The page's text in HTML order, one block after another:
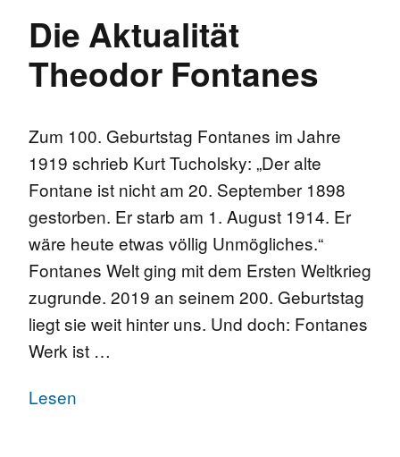
Die Aktualität
Theodor Fontanes
Zum 100. Geburtstag Fontanes im Jahre
1919 schrieb Kurt Tucholsky: „Der alte
Fontane ist nicht am 20. September 1898
gestorben. Er starb am 1. August 1914. Er
wäre heute etwas völlig Unmögliches.“
Fontanes Welt ging mit dem Ersten Weltkrieg
zugrunde. 2019 an seinem 200. Geburtstag
liegt sie weit hinter uns. Und doch: Fontanes
Werk ist …
Lesen